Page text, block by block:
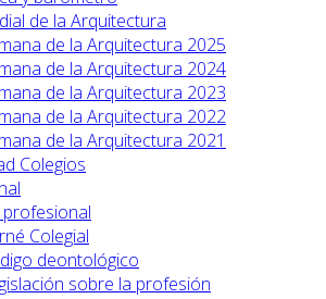
de la Arquitectura
de la Arquitectura 2025
de la Arquitectura 2024
de la Arquitectura 2023
de la Arquitectura 2022
de la Arquitectura 2021
Colegios
profesional
Colegial
deontológico
sobre la profesión